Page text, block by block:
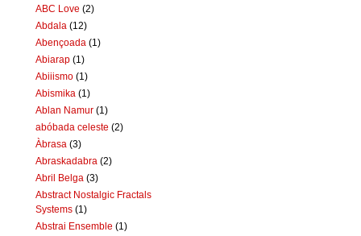
ABC Love (2)
Abdala (12)
Abençoada (1)
Abiarap (1)
Abiiismo (1)
Abismika (1)
Ablan Namur (1)
abóbada celeste (2)
Àbrasa (3)
Abraskadabra (2)
Abril Belga (3)
Abstract Nostalgic Fractals
Systems (1)
Abstrai Ensemble (1)